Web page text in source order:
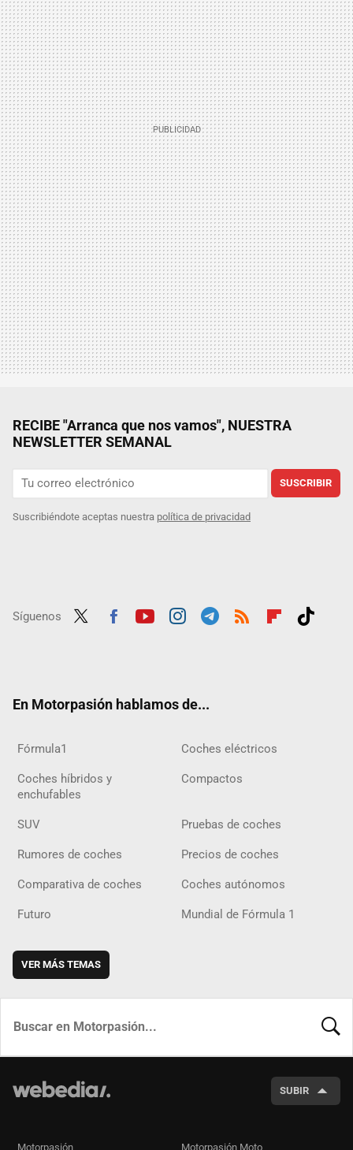
RECIBE "Arranca que nos vamos", NUESTRA
NEWSLETTER SEMANAL
SUSCRIBIR
Suscribiéndote aceptas nuestra política de privacidad
Síguenos
En Motorpasión hablamos de...
Fórmula1 Coches eléctricos
Coches híbridos y
enchufables
Compactos
SUV Pruebas de coches
Rumores de coches Precios de coches
Comparativa de coches Coches autónomos
Futuro Mundial de Fórmula 1
VER MÁS TEMAS
SUBIR
Motorpasión Motorpasión Moto